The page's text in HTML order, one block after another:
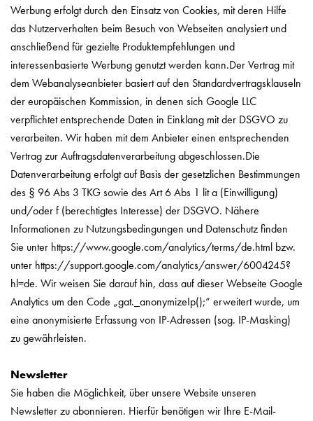
Werbung erfolgt durch den Einsatz von Cookies, mit deren Hilfe
das Nutzerverhalten beim Besuch von Webseiten analysiert und
anschließend für gezielte Produktempfehlungen und
interessenbasierte Werbung genutzt werden kann.Der Vertrag mit
dem Webanalyseanbieter basiert auf den Standardvertragsklauseln
der europäischen Kommission, in denen sich Google LLC
verpflichtet entsprechende Daten in Einklang mit der DSGVO zu
verarbeiten. Wir haben mit dem Anbieter einen entsprechenden
Vertrag zur Auftragsdatenverarbeitung abgeschlossen.Die
Datenverarbeitung erfolgt auf Basis der gesetzlichen Bestimmungen
des § 96 Abs 3 TKG sowie des Art 6 Abs 1 lit a (Einwilligung)
und/oder f (berechtigtes Interesse) der DSGVO. Nähere
Informationen zu Nutzungsbedingungen und Datenschutz finden
Sie unter https://www.google.com/analytics/terms/de.html bzw.
unter https://support.google.com/analytics/answer/6004245?
hl=de. Wir weisen Sie darauf hin, dass auf dieser Webseite Google
Analytics um den Code „gat._anonymizeIp();“ erweitert wurde, um
eine anonymisierte Erfassung von IP-Adressen (sog. IP-Masking)
zu gewährleisten.
Newsletter
Sie haben die Möglichkeit, über unsere Website unseren
Newsletter zu abonnieren. Hierfür benötigen wir Ihre E-Mail-